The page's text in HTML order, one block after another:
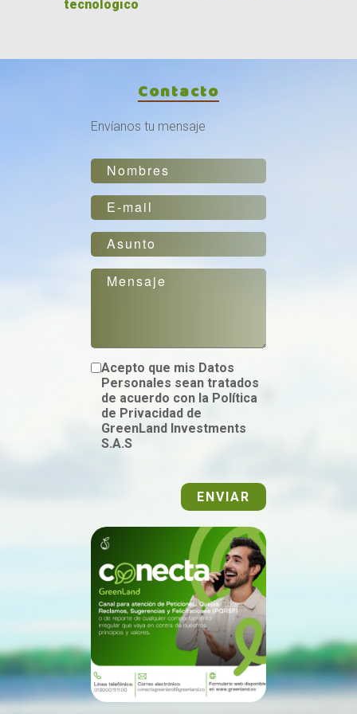
tecnológico
Contacto
Envíanos tu mensaje
Acepto que mis Datos
Personales sean tratados
de acuerdo con la Política
de Privacidad de
GreenLand Investments
S.A.S
ENVIAR